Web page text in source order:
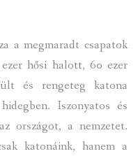
a megmaradt csapatok
hősi halott, 60 ezer
és rengeteg katona
Iszonyatos és
országot, a nemzetet.
katonáink, hanem a